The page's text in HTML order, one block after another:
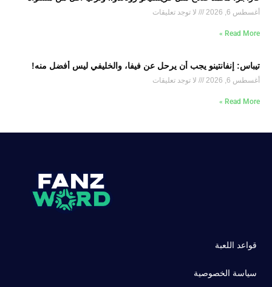
أغسطس 6, 2026 لا توجد تعليقات
Read More »
تيباس: إنفانتينو يجب أن يرحل عن فيفا، والخليفي ليس أفضل منه!
أغسطس 6, 2026 لا توجد تعليقات
Read More »
قواعد اللعبة
سياسة الخصوصية